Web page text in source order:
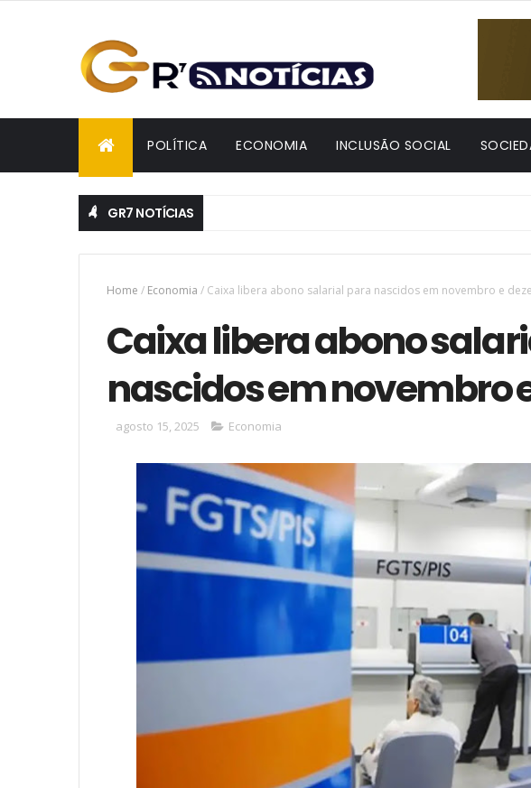
POLÍTICA ECONOMIA INCLUSÃO SOCIAL
GR7 NOTÍCIAS
Home / Economia / Caixa libera abono salarial para nascidos em novembro e
Caixa libera abono
nascidos em novembro
agosto 15, 2025 Economia